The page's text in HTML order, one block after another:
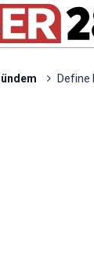
Define